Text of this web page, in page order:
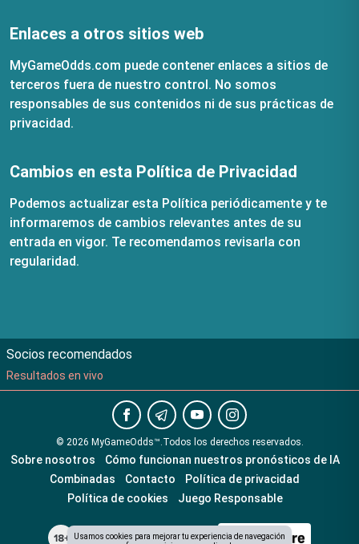
Enlaces a otros sitios web
MyGameOdds.com puede contener enlaces a sitios de
terceros fuera de nuestro control. No somos
responsables de sus contenidos ni de sus prácticas de
privacidad.
Cambios en esta Política de Privacidad
Podemos actualizar esta Política periódicamente y te
informaremos de cambios relevantes antes de su
entrada en vigor. Te recomendamos revisarla con
regularidad.
Usamos cookies para mejorar tu experiencia de navegación
Socios recomendados
Resultados en vivo
© 2026 MyGameOdds™.Todos los derechos reservados.
Sobre nosotros
Cómo funcionan nuestros pronósticos de IA
Combinadas
Contacto
Política de privacidad
Política de cookies
Juego Responsable